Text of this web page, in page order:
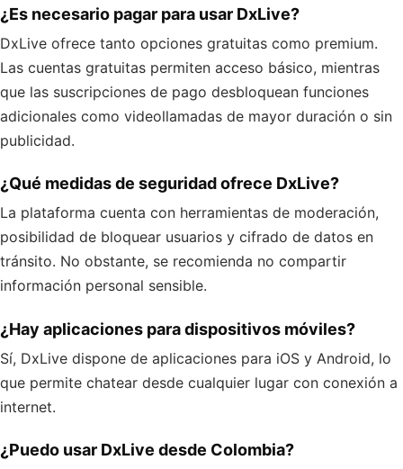
¿Es necesario pagar para usar DxLive?
DxLive ofrece tanto opciones gratuitas como premium.
Las cuentas gratuitas permiten acceso básico, mientras
que las suscripciones de pago desbloquean funciones
adicionales como videollamadas de mayor duración o sin
publicidad.
¿Qué medidas de seguridad ofrece DxLive?
La plataforma cuenta con herramientas de moderación,
posibilidad de bloquear usuarios y cifrado de datos en
tránsito. No obstante, se recomienda no compartir
información personal sensible.
¿Hay aplicaciones para dispositivos móviles?
Sí, DxLive dispone de aplicaciones para iOS y Android, lo
que permite chatear desde cualquier lugar con conexión a
internet.
¿Puedo usar DxLive desde Colombia?